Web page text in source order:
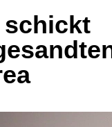
schickt